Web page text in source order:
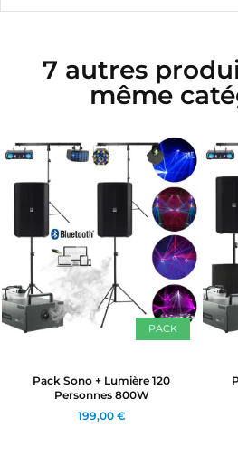
7 autres
même
PACK
Pack Sono + Lumière 120
Personnes 800W
199,00 €